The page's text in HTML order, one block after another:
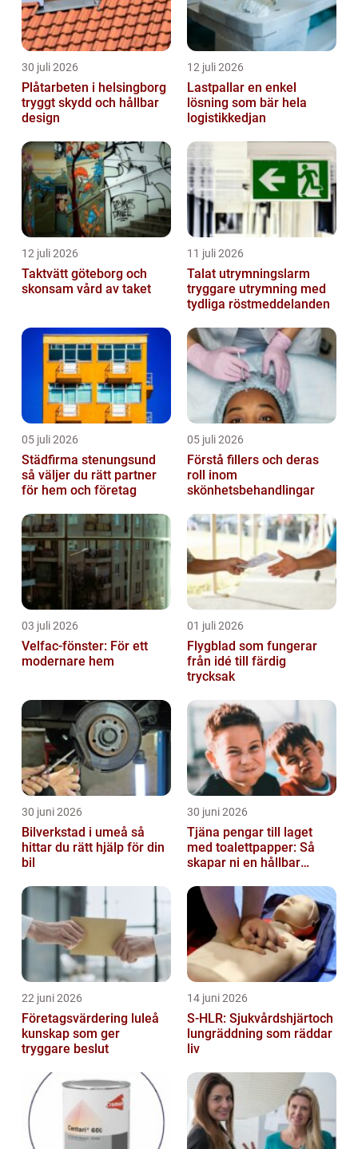
30 juli 2026
Plåtarbeten i helsingborg
tryggt skydd och hållbar
design
12 juli 2026
Lastpallar en enkel
lösning som bär hela
logistikkedjan
12 juli 2026
Taktvätt göteborg och
skonsam vård av taket
11 juli 2026
Talat utrymningslarm
tryggare utrymning med
tydliga röstmeddelanden
05 juli 2026
Städfirma stenungsund
så väljer du rätt partner
för hem och företag
05 juli 2026
Förstå fillers och deras
roll inom
skönhetsbehandlingar
03 juli 2026
Velfac-fönster: För ett
modernare hem
01 juli 2026
Flygblad som fungerar
från idé till färdig
trycksak
30 juni 2026
Bilverkstad i umeå så
hittar du rätt hjälp för din
bil
30 juni 2026
Tjäna pengar till laget
med toalettpapper: Så
skapar ni en hållbar
22 juni 2026
Företagsvärdering luleå
kunskap som ger
tryggare beslut
14 juni 2026
S-HLR: Sjukvårdshjärtoch
lungräddning som räddar
liv